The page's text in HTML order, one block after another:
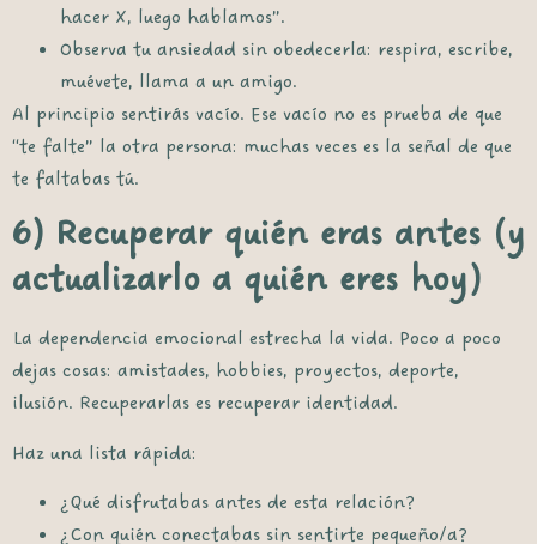
hacer X, luego hablamos”.
Observa tu ansiedad sin obedecerla: respira, escribe,
muévete, llama a un amigo.
Al principio sentirás vacío. Ese vacío no es prueba de que
“te falte” la otra persona: muchas veces es la señal de que
te faltabas tú.
6) Recuperar quién eras antes (y
actualizarlo a quién eres hoy)
La dependencia emocional estrecha la vida. Poco a poco
dejas cosas: amistades, hobbies, proyectos, deporte,
ilusión. Recuperarlas es recuperar identidad.
Haz una lista rápida:
¿Qué disfrutabas antes de esta relación?
¿Con quién conectabas sin sentirte pequeño/a?